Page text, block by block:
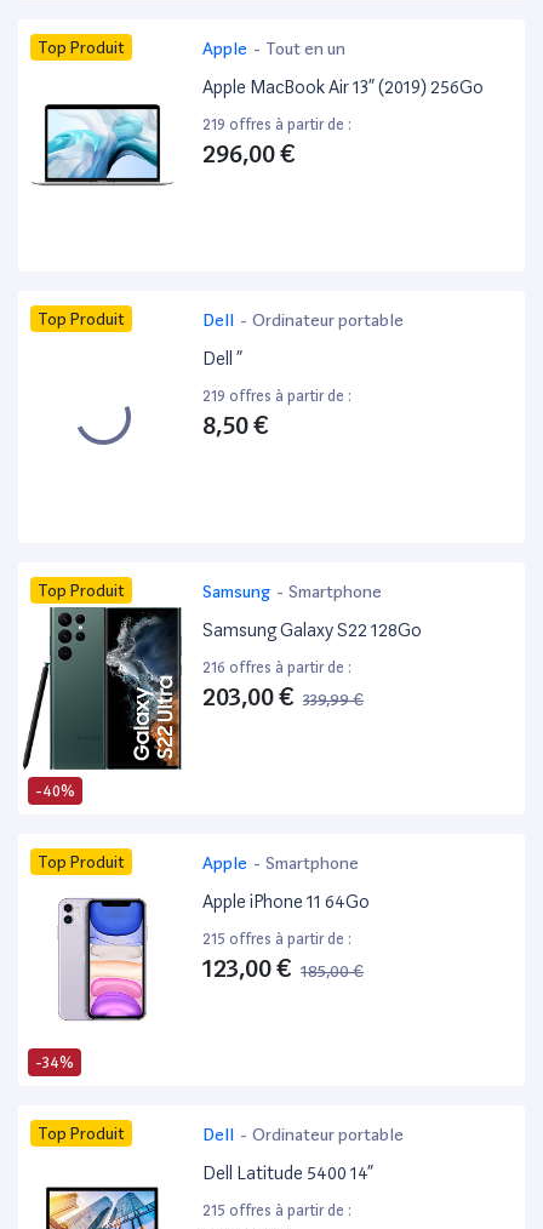
Top Produit Apple - Tout en un
Apple MacBook Air 13” (2019) 256Go
219 offres à partir de :
296,00 €
Top Produit Dell - Ordinateur portable
Dell ”
219 offres à partir de :
8,50 €
-40%
Top Produit Samsung - Smartphone
Samsung Galaxy S22 128Go
216 offres à partir de :
203,00 € 339,99 €
-34%
Top Produit Apple - Smartphone
Apple iPhone 11 64Go
215 offres à partir de :
123,00 € 185,00 €
Top Produit Dell - Ordinateur portable
Dell Latitude 5400 14”
215 offres à partir de :